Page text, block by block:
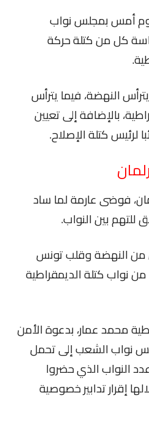
أمس بمجلس نواب
كل من كتلة حركة
النهضة، فيما يترأس
بالإضافة إلى تعيين
لرئيس كتلة الإصلاح.
فوضى عارمة لما ساد
للتهم بين النواب.
النهضة وقلب تونس
من نواب كتلة الديمقراطية
محمد عمار، بدعوة الأمن
نواب الشعب إلى تحمل
النواب الذي حضروا
إقرار تدابير خصوصية